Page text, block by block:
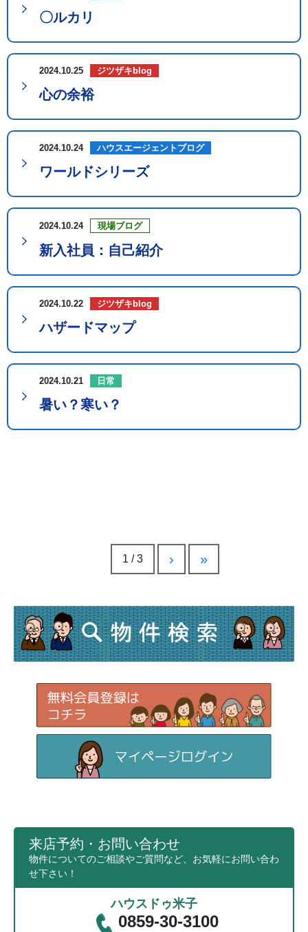
〇ルカリ
2024.10.25 ジツザキblog
心の余裕
2024.10.24 ハウスエージェントブログ
ワールドシリーズ
2024.10.24 現場ブログ
新入社員：自己紹介
2024.10.22 ジツザキblog
ハザードマップ
2024.10.21 日常
暑い？寒い？
1 / 3 › »
来店予約・お問い合わせ
物件についてのご相談やご質問など、お気軽にお問い合わ
せ下さい！
ハウスドゥ米子
0859-30-3100